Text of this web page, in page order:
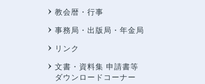
教会暦・行事
事務局・出版局・年金局
リンク
文書・資料集 申請書等
ダウンロードコーナー